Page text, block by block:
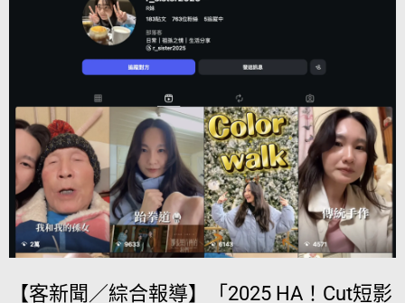
【客新聞／綜合報導】「2025 HA！Cut短影